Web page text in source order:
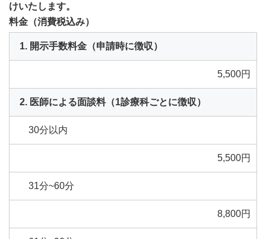
けいたします。
料金（消費税込み）
開示手数料金（申請時に徴収）
5,500円
医師による面談料（1診療科ごとに徴収）
30分以内
5,500円
31分~60分
8,800円